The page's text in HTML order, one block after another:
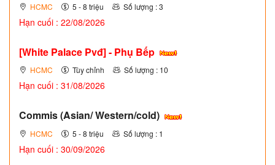
HCMC 5 - 8 triệu Số lượng : 3
Hạn cuối : 22/08/2026
[White Palace Pvđ] - Phụ Bếp
HCMC Tùy chỉnh Số lượng : 10
Hạn cuối : 31/08/2026
Commis (Asian/ Western/cold)
HCMC 5 - 8 triệu Số lượng : 1
Hạn cuối : 30/09/2026